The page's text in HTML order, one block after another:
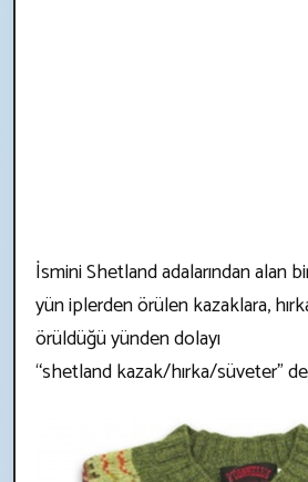
İsmini Shetland adalarından alan
yün iplerden örülen kazaklara,
örüldüğü yünden dolayı
“shetland kazak/hırka/süveter"